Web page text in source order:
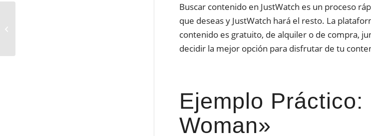
Buscar contenido en JustWatch es un proceso
que deseas y JustWatch hará el resto. La
contenido es gratuito, de alquiler o de compra,
decidir la mejor opción para disfrutar de tu
Ejemplo
Woman»